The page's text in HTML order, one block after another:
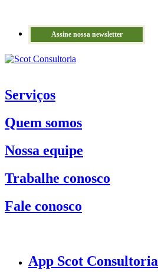
Assine nossa newsletter
Serviços
Quem somos
Nossa equipe
Trabalhe conosco
Fale conosco
App Scot Consultoria